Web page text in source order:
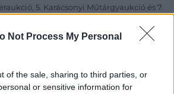
Not Process My Personal
of the sale, sharing to third parties, or
or sensitive information for
5. Karácsonyi Műtárgyaukció és 7.
Központ (1124 Budapest, Csörsz